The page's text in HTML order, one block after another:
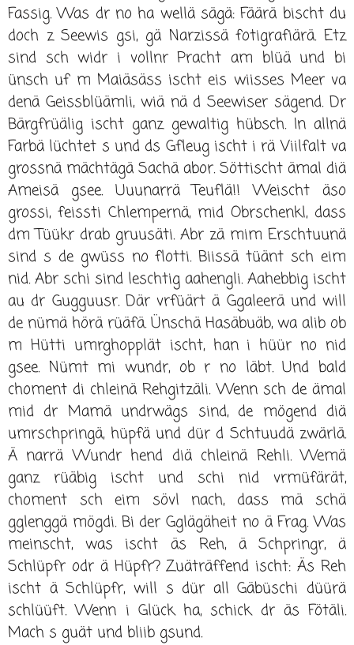
Fassig. Was dr no ha wellä sägä: Fäärä bischt du
doch z Seewis gsi, gä Narzissä fotigrafiärä. Etz
sind sch widr i vollnr Pracht am blüä und bi
ünsch uf m Maiäsäss ischt eis wiisses Meer va
denä Geissblüämli, wiä nä d Seewiser sägend. Dr
Bärgfrüälig ischt ganz gewaltig hübsch. In allnä
Farbä lüchtet s und ds Gfleug ischt i rä Viilfalt va
grossnä mächtägä Sachä abor. Söttischt ämal diä
Ameisä gsee. Uuunarrä Teuflä!! Weischt äso
grossi, feissti Chlempernä, mid Obrschenkl, dass
dm Tüükr drab gruusäti. Abr zä mim Erschtuunä
sind s de gwüss no flotti. Biissä tüänt sch eim
nid. Abr schi sind leschtig aahengli. Aahebbig ischt
au dr Gugguusr. Där vrfüärt ä Ggaleerä und will
de nümä hörä rüäfä. Ünschä Hasäbuäb, wa alib ob
m Hütti umrghopplät ischt, han i hüür no nid
gsee. Nümt mi wundr, ob r no läbt. Und bald
choment di chleinä Rehgitzäli. Wenn sch de ämal
mid dr Mamä undrwägs sind, de mögend diä
umrschpringä, hüpfä und dür d Schtuudä zwärlä.
Ä narrä Wundr hend diä chleinä Rehli. Wemä
ganz rüäbig ischt und schi nid vrmüfärät,
choment sch eim sövl nach, dass mä schä
gglenggä mögdi. Bi der Gglägäheit no ä Frag. Was
meinscht, was ischt äs Reh, ä Schpringr, ä
Schlüpfr odr ä Hüpfr? Zuäträffend ischt: Äs Reh
ischt ä Schlüpfr, will s dür all Gäbüschi düürä
schlüüft. Wenn i Glück ha, schick dr äs Fötäli.
Mach s guät und bliib gsund.